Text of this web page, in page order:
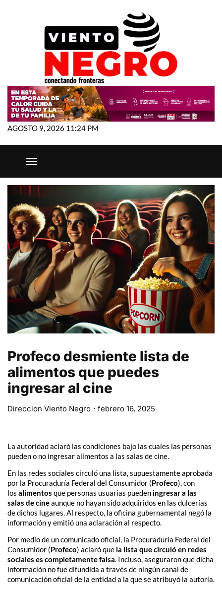
AGOSTO 9, 2026 11:24 PM
Profeco desmiente lista de
alimentos que puedes
ingresar al cine
Direccion Viento Negro febrero 16, 2025
La autoridad aclaró las condiciones bajo las cuales las personas
pueden o no ingresar alimentos a las salas de cine.
En las redes sociales circuló una lista, supuestamente aprobada
por la Procuraduría Federal del Consumidor (Profeco), con
los alimentos que personas usuarias pueden ingresar a las
salas de cineaunque no hayan sido adquiridos en las dulcerías
de dichos lugares. Al respecto, la oficina gubernamental negó la
información y emitió una aclaración al respecto.
Por medio de un comunicado oficial, la Procuraduría Federal del
Consumidor (Profeco) aclaró que la lista que circuló en redes
sociales es completamente falsa. Incluso, aseguraron que dicha
información no fue difundida a través de ningún canal de
comunicación oficial de la entidad a la que se atribuyó la autoría.